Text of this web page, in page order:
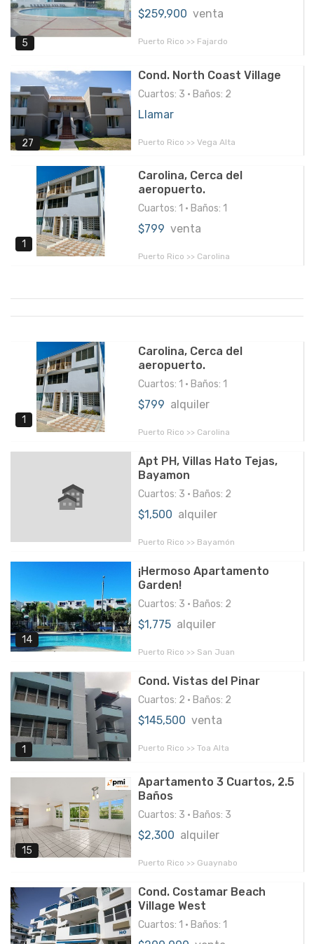
5
$259,900 venta
Puerto Rico >> Fajardo
27
Cond. North Coast Village
Cuartos: 3 • Baños: 2
Llamar
Puerto Rico >> Vega Alta
1
Carolina, Cerca del
aeropuerto.
Cuartos: 1 • Baños: 1
$799 venta
Puerto Rico >> Carolina
1
Carolina, Cerca del
aeropuerto.
Cuartos: 1 • Baños: 1
$799 alquiler
Puerto Rico >> Carolina
Apt PH, Villas Hato Tejas,
Bayamon
Cuartos: 3 • Baños: 2
$1,500 alquiler
Puerto Rico >> Bayamón
14
¡Hermoso Apartamento
Garden!
Cuartos: 3 • Baños: 2
$1,775 alquiler
Puerto Rico >> San Juan
1
Cond. Vistas del Pinar
Cuartos: 2 • Baños: 2
$145,500 venta
Puerto Rico >> Toa Alta
15
Apartamento 3 Cuartos, 2.5
Baños
Cuartos: 3 • Baños: 3
$2,300 alquiler
Puerto Rico >> Guaynabo
Cond. Costamar Beach
Village West
Cuartos: 1 • Baños: 1